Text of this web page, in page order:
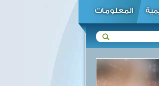
المعلومات
الرئيس السيسي يؤكد استعداد ...